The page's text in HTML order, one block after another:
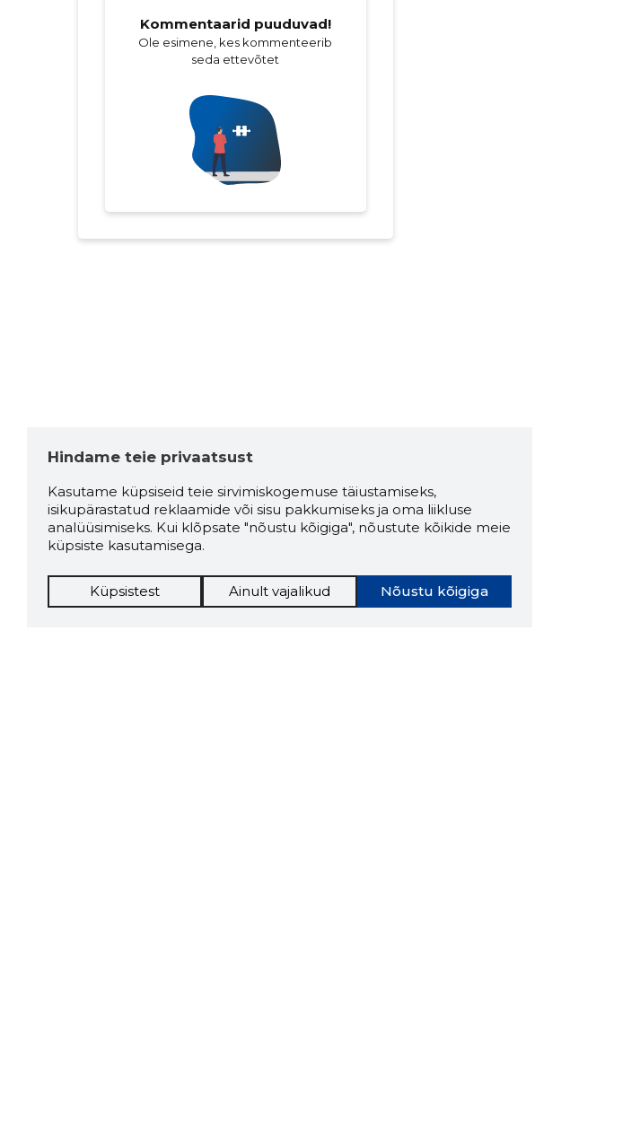
Kommentaarid puuduvad!
Ole esimene, kes kommenteerib
seda ettevõtet
Hindame teie privaatsust
Kasutame küpsiseid teie sirvimiskogemuse täiustamiseks,
isikupärastatud reklaamide või sisu pakkumiseks ja oma liikluse
analüüsimiseks. Kui klõpsate "nõustu kõigiga", nõustute kõikide meie
küpsiste kasutamisega.
Nõustu kõigiga
Küpsistest Ainult vajalikud